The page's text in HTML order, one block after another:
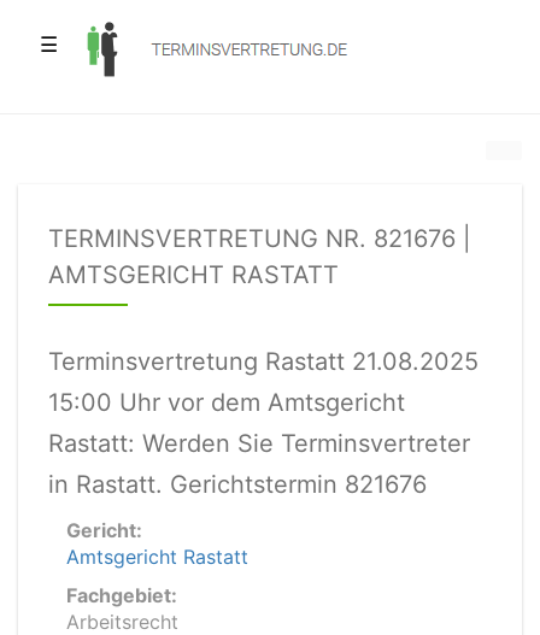
☰
TERMINSVERTRETUNG NR. 821676 |
AMTSGERICHT RASTATT
Terminsvertretung Rastatt 21.08.2025
15:00 Uhr vor dem Amtsgericht
Rastatt: Werden Sie Terminsvertreter
in Rastatt. Gerichtstermin 821676
Gericht:
Amtsgericht Rastatt
Fachgebiet:
Arbeitsrecht